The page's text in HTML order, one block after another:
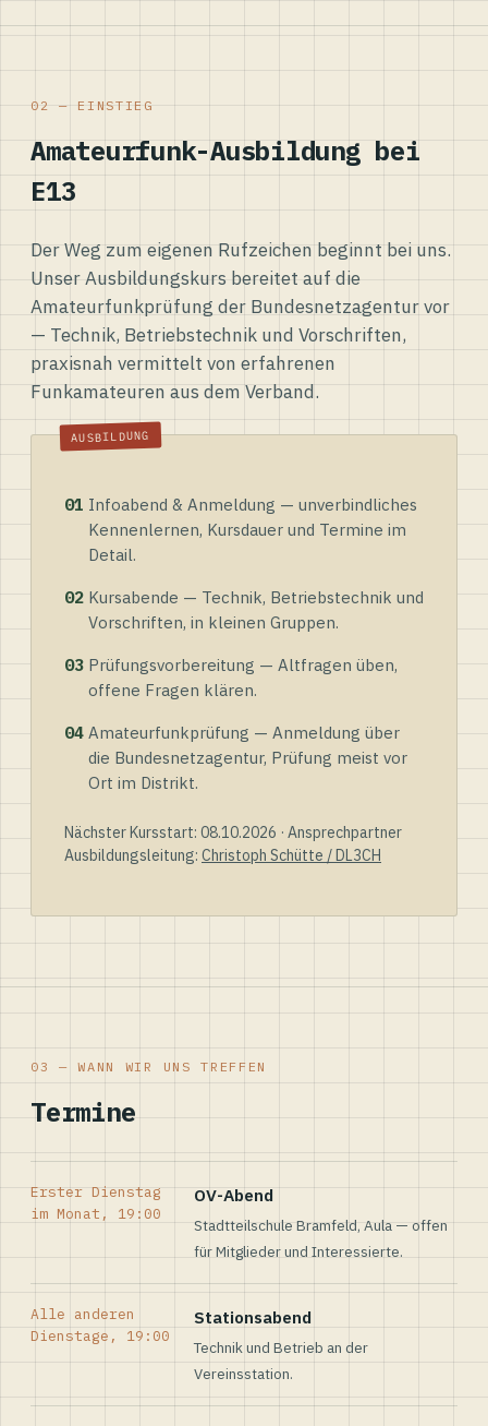
02 — EINSTIEG
Amateurfunk-Ausbildung bei
E13
Der Weg zum eigenen Rufzeichen beginnt bei uns.
Unser Ausbildungskurs bereitet auf die
Amateurfunkprüfung der Bundesnetzagentur vor
— Technik, Betriebstechnik und Vorschriften,
praxisnah vermittelt von erfahrenen
Funkamateuren aus dem Verband.
01 Infoabend & Anmeldung — unverbindliches
Kennenlernen, Kursdauer und Termine im
Detail.
02 Kursabende — Technik, Betriebstechnik und
Vorschriften, in kleinen Gruppen.
03 Prüfungsvorbereitung — Altfragen üben,
offene Fragen klären.
04 Amateurfunkprüfung — Anmeldung über
die Bundesnetzagentur, Prüfung meist vor
Ort im Distrikt.
Nächster Kursstart: 08.10.2026 · Ansprechpartner
Ausbildungsleitung: Christoph Schütte / DL3CH
03 — WANN WIR UNS TREFFEN
Termine
Erster Dienstag
im Monat, 19:00
OV-Abend
Stadtteilschule Bramfeld, Aula — offen
für Mitglieder und Interessierte.
Alle anderen
Dienstage, 19:00
Stationsabend
Technik und Betrieb an der
Vereinsstation.